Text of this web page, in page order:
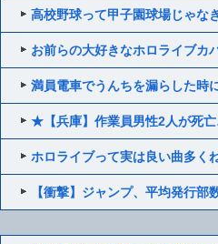
高校野球って甲子園球場じゃな
お前らの大好きなホロライブカ
満員電車でうんちを漏らした時
★【兵庫】作業員男性2人が死
ホロライブって実は良い曲多く
【衝撃】ジャンプ、平均発行部